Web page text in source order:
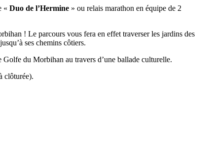
« Duo de l’Hermine » ou relais marathon en équipe de 2
! Le parcours vous fera en effet traverser les jardins des
ses chemins côtiers.
du Morbihan au travers d’une ballade culturelle.
clôturée).